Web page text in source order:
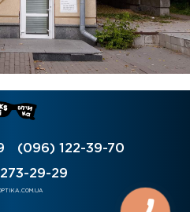
(096) 122-39-70
29-29